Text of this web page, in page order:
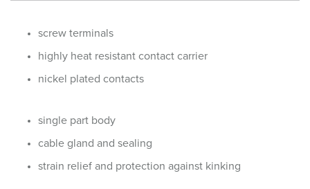
screw terminals
highly heat resistant contact carrier
nickel plated contacts
single part body
cable gland and sealing
strain relief and protection against kinking